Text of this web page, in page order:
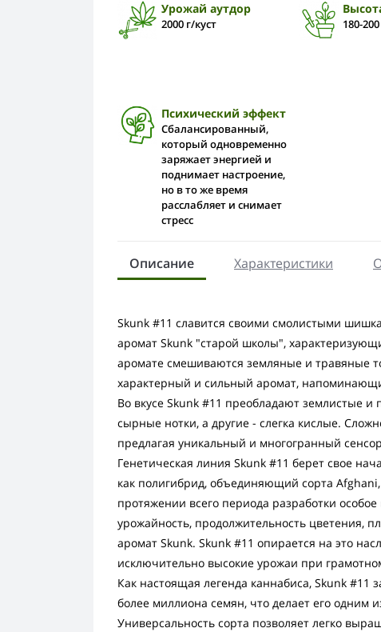
Урожай аутдор
2000 г/куст 180-
Психический эффект
Сбалансированный,
который одновременно
заряжает энергией и
поднимает настроение,
но в то же время
расслабляет и снимает
стресс
Описание Характеристики
Skunk #11 славится своими смолистыми
аромат Skunk "старой школы",
аромате смешиваются земляные и травяные
характерный и сильный аромат,
Во вкусе Skunk #11 преобладают землистые
сырные нотки, а другие - слегка кислые.
предлагая уникальный и многогранный
Генетическая линия Skunk #11 берет свое
как полигибрид, объединяющий сорта
протяжении всего периода разработки
урожайность, продолжительность
аромат Skunk. Skunk #11 опирается на это
исключительно высокие урожаи при
Как настоящая легенда каннабиса, Skunk
более миллиона семян, что делает его одним
Универсальность сорта позволяет легко